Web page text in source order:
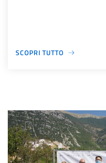
SCOPRI TUTTO